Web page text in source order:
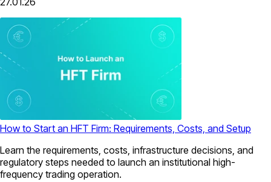
How to Start an HFT Firm: Requirements, Costs, and Setup
Learn the requirements, costs, infrastructure decisions, and
regulatory steps needed to launch an institutional high-
frequency trading operation.